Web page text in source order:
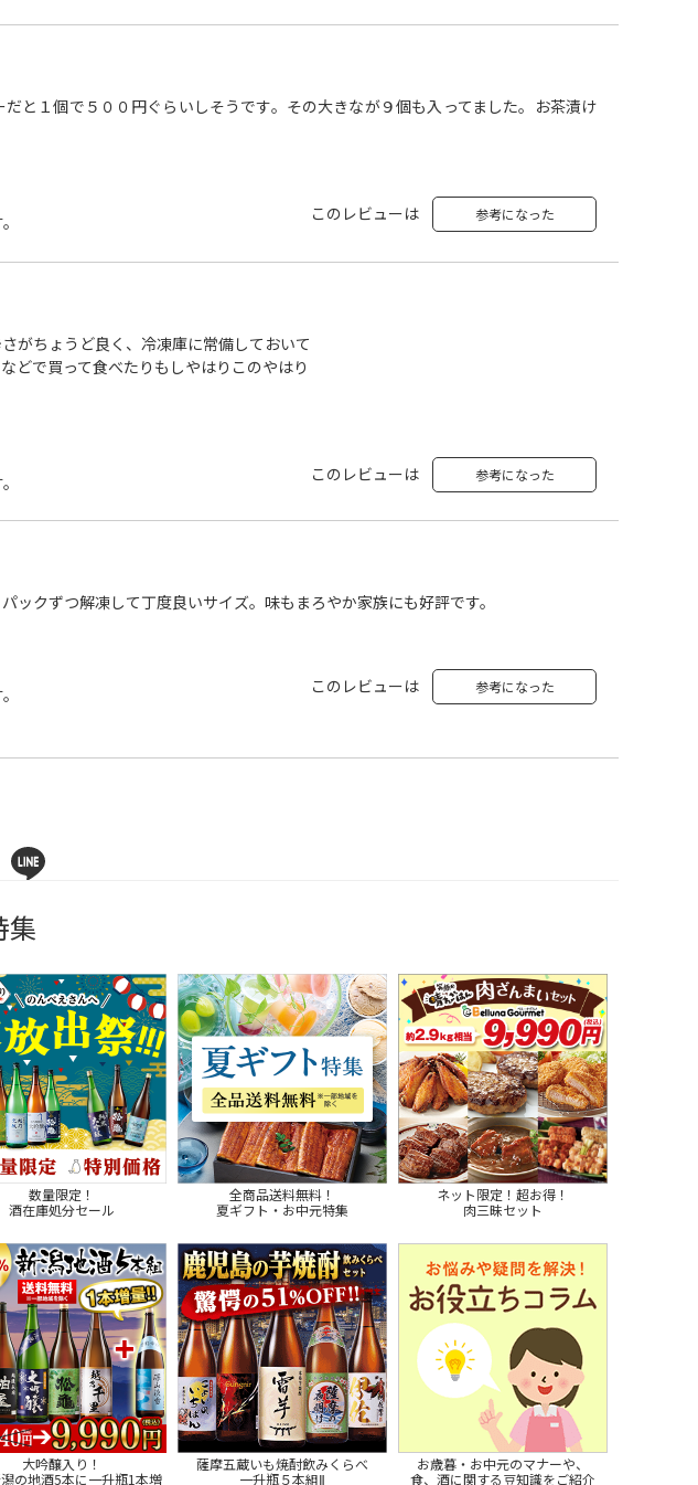
と１個で５００円ぐらいしそうです。その大きなが９個も入ってました。お茶漬け
このレビューは 参考になった
がちょうど良く、冷凍庫に常備しておいて
どで買って食べたりもしやはりこのやはり
このレビューは 参考になった
ックずつ解凍して丁度良いサイズ。味もまろやか家族にも好評です。
このレビューは 参考になった
集
数量限定！
酒在庫処分セール
全商品送料無料！
夏ギフト・お中元特集
ネット限定！超お得！
肉三昧セット
大吟醸入り！
の地酒5本に一升瓶1本増
薩摩五蔵いも焼酎飲みくらべ
一升瓶５本組Ⅱ
お歳暮・お中元のマナーや、
食、酒に関する豆知識をご紹介